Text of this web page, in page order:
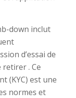
down inclut
d’essai de
. Ce
(KYC) est une
normes et